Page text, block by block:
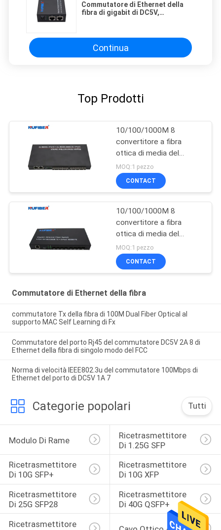
Commutatore di Ethernet della
fibra di gigabit di DC5V,
Continua
Top Prodotti
10/100/1000M 8
convertitore a fibra
ottica di media del
commutatore di Ethernet
del porto del porto
SFP+2 Rj45
MOQ:1 pezzo
CONTACT
10/100/1000M 8
convertitore a fibra
ottica di media del
commutatore di Ethernet
del porto del porto
SFP+1 Rj45
MOQ:1 pezzo
CONTACT
Commutatore di Ethernet della fibra
commutatore Tx della fibra di 100M Dual Fiber Optical al
supporto MAC Self Learning di Fx
Commutatore del porto Rj45 del commutatore DC5V 2A 8 di
Ethernet della fibra di singolo modo del FCC
Norma di velocità IEEE802.3u del commutatore 100Mbps di
Ethernet del porto di DC5V 1A 7
Categorie popolari Tutti
Modulo Di Rame
Ricetrasmettitore
Di 1.25G SFP
Ricetrasmettitore
Di 10G SFP+
Ricetrasmettitore
Di 10G XFP
Ricetrasmettitore
Di 25G SFP28
Ricetrasmettitore
Di 40G QSFP+
Ricetrasmettitore